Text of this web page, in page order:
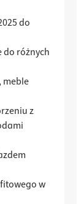
do
do różnych
meble
z
w